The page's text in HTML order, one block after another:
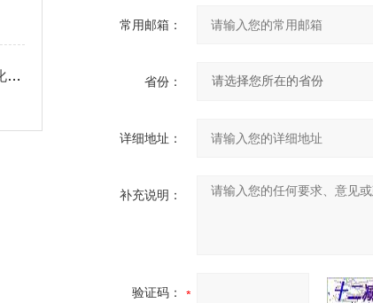
微型水质在线自动监测站：模块化可拓展，灵活适配监测需求
常用邮箱：
省份：
详细地址：
补充说明：
验证码：